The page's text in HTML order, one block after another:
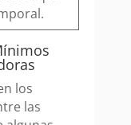
los
las